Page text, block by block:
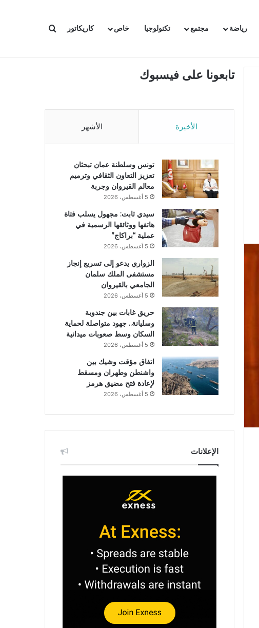
رياضة مجتمع تكنولوجيا خاص كاريكاتور بحث عن
تابعونا على فيسبوك
الأخيرة الأشهر
تونس وسلطنة عمان تبحثان
تعزيز التعاون الثقافي وترميم
معالم القيروان وجربة
5 أغسطس، 2026
سيدي ثابت: مجهول يسلب فتاة
هاتفها ووثائقها الرسمية في
عملية “براكاج”
5 أغسطس، 2026
الزواري يدعو إلى تسريع إنجاز
مستشفى الملك سلمان
الجامعي بالقيروان
5 أغسطس، 2026
حريق غابات بين جندوبة
وسليانة.. جهود متواصلة لحماية
السكان وسط صعوبات ميدانية
5 أغسطس، 2026
اتفاق مؤقت وشيك بين
واشنطن وطهران ومسقط
لإعادة فتح مضيق هرمز
5 أغسطس، 2026
الإعلانات